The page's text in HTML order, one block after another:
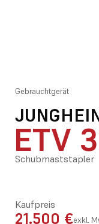
Gebrauchtgerät
ETV
Schubmaststapler
Kaufpreis
21.500 €exkl.